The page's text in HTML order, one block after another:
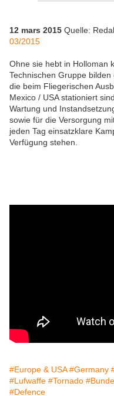
12 mars 2015 Quelle:
03/2015
Ohne sie hebt in Holloman
Technischen Gruppe
die beim Fliegerischen
Mexico / USA stationiert
Wartung und
sowie für die Versorgung
jeden Tag einsatzklare
Verfügung stehen.
#Europe & USA #Germany
#Lufwaffe #Tornado
#Defence